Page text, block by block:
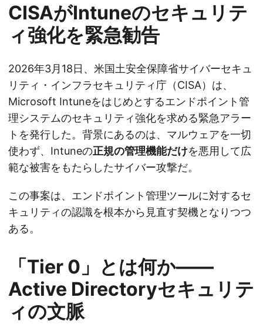
CISAがIntuneのセキュリテ
ィ強化を緊急勧告
2026年3月18日、米国土安全保障省サイバーセキュ
リティ・インフラセキュリティ庁（CISA）は、
Microsoft Intuneをはじめとするエンドポイント管
理システムのセキュリティ強化を求める緊急アラー
トを発行した。背景にあるのは、マルウェアを一切
使わず、Intuneの正規の管理機能だけを悪用して広
範な被害をもたらしたサイバー攻撃だ。
この事案は、エンドポイント管理ツールに対するセ
キュリティの認識を根本から見直す契機となりつつ
ある。
「Tier 0」とは何か——
Active Directoryセキュリテ
ィの文脈